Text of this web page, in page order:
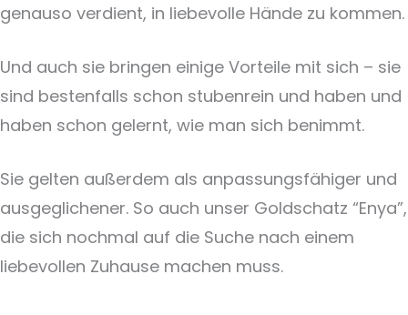
genauso verdient, in liebevolle Hände zu kommen.
Und auch sie bringen einige Vorteile mit sich – sie
sind bestenfalls schon stubenrein und haben und
haben schon gelernt, wie man sich benimmt.
Sie gelten außerdem als anpassungsfähiger und
ausgeglichener. So auch unser Goldschatz “Enya”,
die sich nochmal auf die Suche nach einem
liebevollen Zuhause machen muss.